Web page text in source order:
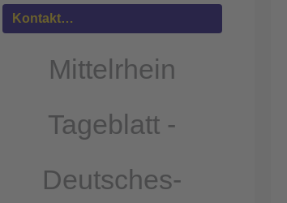
Informationen
powered by
& eRecht24
Kontakt…
Mittelrhein
Tageblatt -
Deutsches-